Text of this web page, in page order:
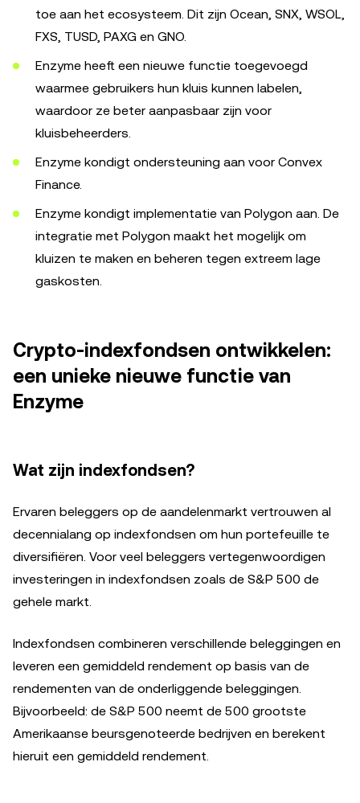
toe aan het ecosysteem. Dit zijn Ocean, SNX, WSOL,
FXS, TUSD, PAXG en GNO.
Enzyme heeft een nieuwe functie toegevoegd
waarmee gebruikers hun kluis kunnen labelen,
waardoor ze beter aanpasbaar zijn voor
kluisbeheerders.
Enzyme kondigt ondersteuning aan voor Convex
Finance.
Enzyme kondigt implementatie van Polygon aan. De
integratie met Polygon maakt het mogelijk om
kluizen te maken en beheren tegen extreem lage
gaskosten.
Crypto-indexfondsen ontwikkelen:
een unieke nieuwe functie van
Enzyme
Wat zijn indexfondsen?
Ervaren beleggers op de aandelenmarkt vertrouwen al
decennialang op indexfondsen om hun portefeuille te
diversifiëren. Voor veel beleggers vertegenwoordigen
investeringen in indexfondsen zoals de S&P 500 de
gehele markt.
Indexfondsen combineren verschillende beleggingen en
leveren een gemiddeld rendement op basis van de
rendementen van de onderliggende beleggingen.
Bijvoorbeeld: de S&P 500 neemt de 500 grootste
Amerikaanse beursgenoteerde bedrijven en berekent
hieruit een gemiddeld rendement.